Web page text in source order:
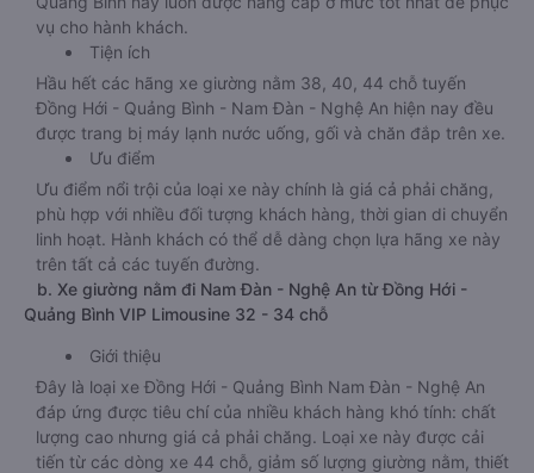
vụ cho hành khách.
Tiện ích
Hầu hết các hãng xe giường nằm 38, 40, 44 chỗ tuyến
Đồng Hới - Quảng Bình - Nam Đàn - Nghệ An hiện nay đều
được trang bị máy lạnh nước uống, gối và chăn đắp trên xe.
Ưu điểm
Ưu điểm nổi trội của loại xe này chính là giá cả phải chăng,
phù hợp với nhiều đối tượng khách hàng, thời gian di chuyển
linh hoạt. Hành khách có thể dễ dàng chọn lựa hãng xe này
trên tất cả các tuyến đường.
b. Xe giường nằm đi Nam Đàn - Nghệ An từ Đồng Hới -
Quảng Bình VIP Limousine 32 - 34 chỗ
Giới thiệu
Đây là loại xe Đồng Hới - Quảng Bình Nam Đàn - Nghệ An
đáp ứng được tiêu chí của nhiều khách hàng khó tính: chất
lượng cao nhưng giá cả phải chăng. Loại xe này được cải
tiến từ các dòng xe 44 chỗ, giảm số lượng giường nằm, thiết